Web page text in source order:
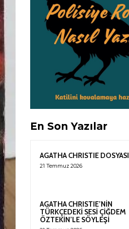
En Son Yazılar
AGATHA CHRISTIE DOSYASI
21 Temmuz 2026
AGATHA CHRISTIE’NİN
TÜRKÇEDEKİ SESİ ÇİĞDEM
ÖZTEKİN’LE SÖYLEŞİ